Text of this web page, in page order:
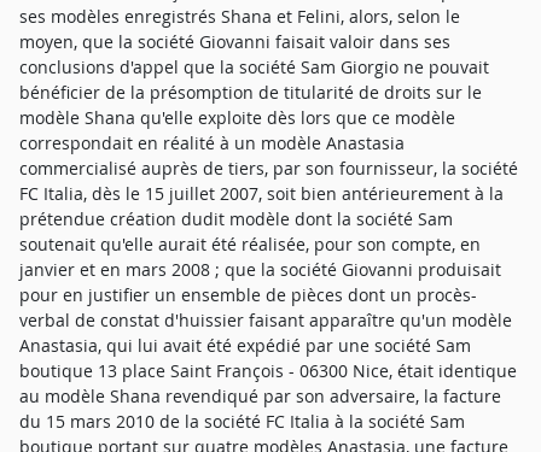
ses modèles enregistrés Shana et Felini, alors, selon le
moyen, que la société Giovanni faisait valoir dans ses
conclusions d'appel que la société Sam Giorgio ne pouvait
bénéficier de la présomption de titularité de droits sur le
modèle Shana qu'elle exploite dès lors que ce modèle
correspondait en réalité à un modèle Anastasia
commercialisé auprès de tiers, par son fournisseur, la société
FC Italia, dès le 15 juillet 2007, soit bien antérieurement à la
prétendue création dudit modèle dont la société Sam
soutenait qu'elle aurait été réalisée, pour son compte, en
janvier et en mars 2008 ; que la société Giovanni produisait
pour en justifier un ensemble de pièces dont un procès-
verbal de constat d'huissier faisant apparaître qu'un modèle
Anastasia, qui lui avait été expédié par une société Sam
boutique 13 place Saint François - 06300 Nice, était identique
au modèle Shana revendiqué par son adversaire, la facture
du 15 mars 2010 de la société FC Italia à la société Sam
boutique portant sur quatre modèles Anastasia, une facture